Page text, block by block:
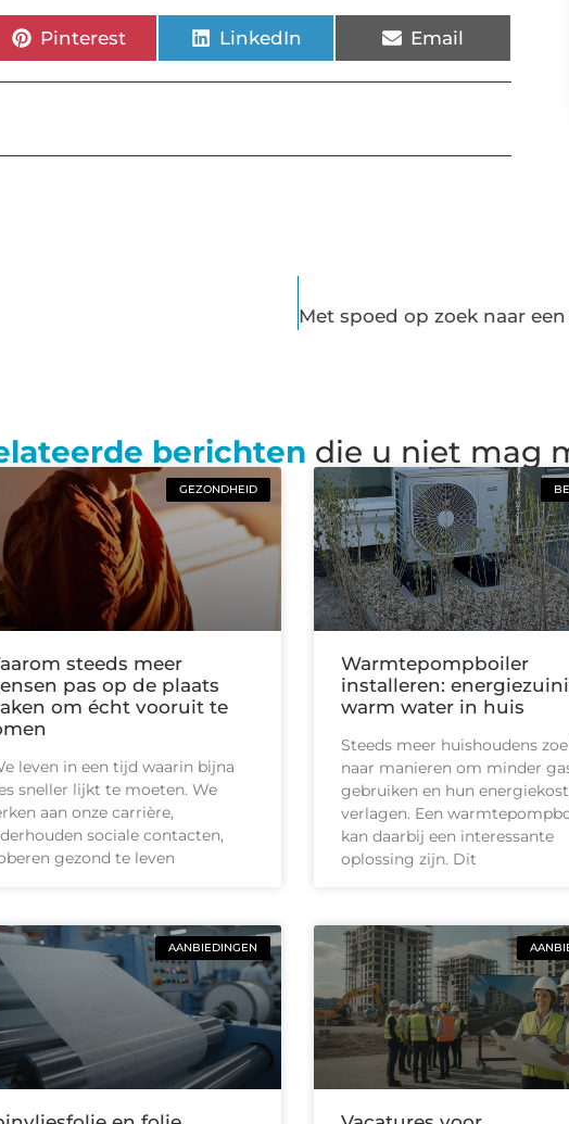
Pinterest LinkedIn Email
berichten die u niet mag
GEZONDHEID
steeds meer
pas op de plaats
om écht vooruit te
leven in een tijd waarin bijna
sneller lijkt te moeten. We
aan onze carrière,
sociale contacten,
gezond te leven
Warmtepompboiler
installeren:
warm water in huis
Steeds meer huishoudens
naar manieren om minder
gebruiken en hun
verlagen. Een
kan daarbij een interessante
oplossing zijn. Dit
AANBIEDINGEN